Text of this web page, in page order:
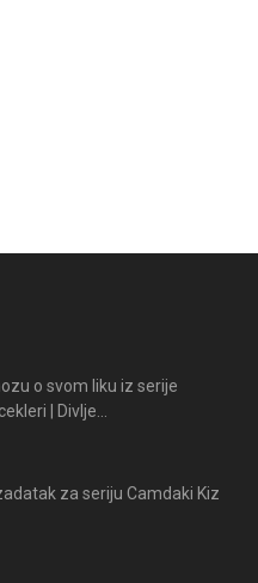
o svom liku iz serije
| Divlje...
za seriju Camdaki Kiz